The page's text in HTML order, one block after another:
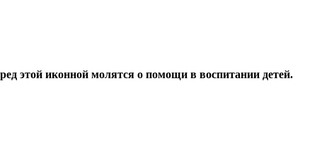
этой иконной молятся о помощи в воспитании детей.